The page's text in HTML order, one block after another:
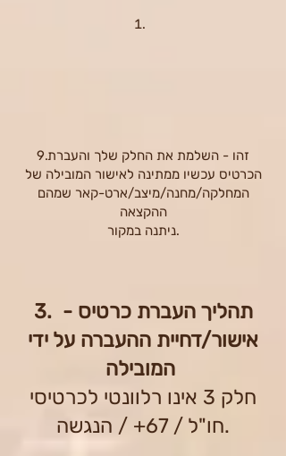
9.זהו - השלמת את החלק שלך והעברת
הכרטיס עכשיו ממתינה לאישור המובילה של
המחלקה/מחנה/מיצב/ארט-קאר שמהם
ההקצאה
ניתנה במקור.
​3. תהליך העברת כרטיס -
אישור/דחיית ההעברה על ידי
חלק 3 אינו רלוונטי לכרטיסי
חו"ל / 67+ / הנגשה.